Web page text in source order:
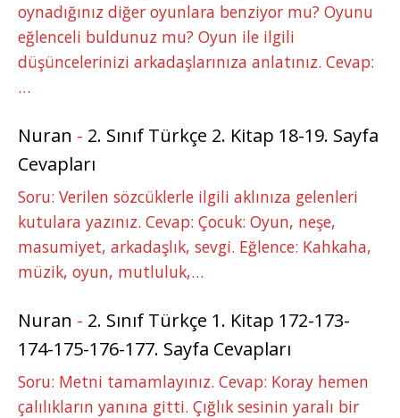
oynadığınız diğer oyunlara benziyor mu? Oyunu
eğlenceli buldunuz mu? Oyun ile ilgili
düşüncelerinizi arkadaşlarınıza anlatınız. Cevap:
…
Nuran - 2. Sınıf Türkçe 2. Kitap 18-19. Sayfa
Cevapları
Soru: Verilen sözcüklerle ilgili aklınıza gelenleri
kutulara yazınız. Cevap: Çocuk: Oyun, neşe,
masumiyet, arkadaşlık, sevgi. Eğlence: Kahkaha,
müzik, oyun, mutluluk,…
Nuran - 2. Sınıf Türkçe 1. Kitap 172-173-
174-175-176-177. Sayfa Cevapları
Soru: Metni tamamlayınız. Cevap: Koray hemen
çalılıkların yanına gitti. Çığlık sesinin yaralı bir